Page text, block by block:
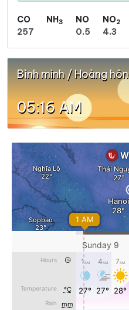
CO
257
NH3
NO
0.5
NO2
4.3
Bình minh / Hoàng hôn
05:16 AM